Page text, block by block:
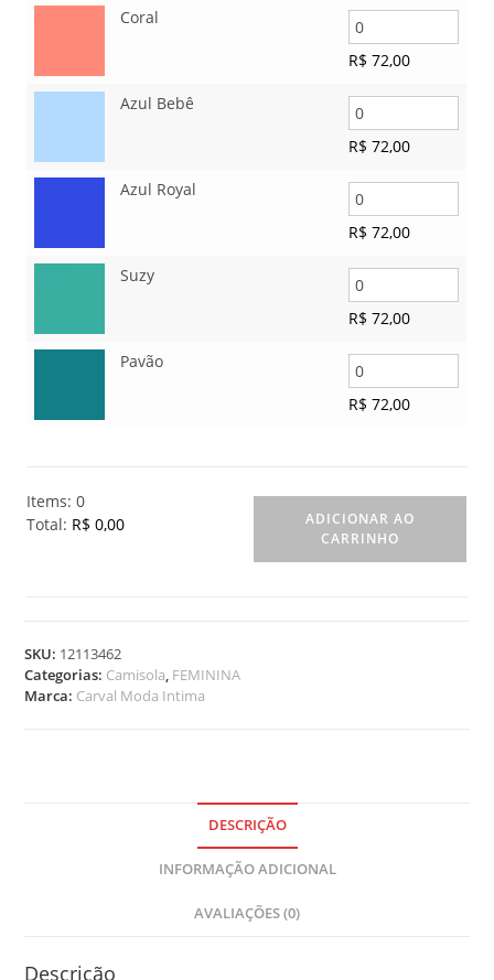
Coral
R$ 72,00
Azul Bebê
R$ 72,00
Azul Royal
R$ 72,00
Suzy
R$ 72,00
Pavão
R$ 72,00
Items:0
Total: R$ 0,00
s
.
R
ADICIONAR AO
CARRINHO
SKU: 12113462
Categorias: Camisola, FEMININA
Marca: Carval Moda Intima
DESCRIÇÃO
INFORMAÇÃO ADICIONAL
AVALIAÇÕES (0)
Descrição